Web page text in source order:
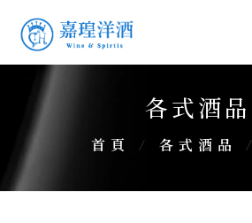
各式酒品
首頁 / 各式酒品 /